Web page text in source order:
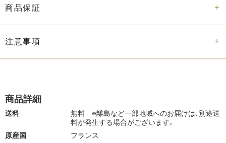
番”としてご愛用いただけます。
【サイズ展開】
バスタオル（70×140cm）：
ズ。柔らかく厚みのある生地で、湯上がり後の至福のひとと
商品保証
注意事項
商品詳細
送料 無料
※離島など一部地域へのお届けは、別途送
料が発生する場合がございます。
原産国
フランス